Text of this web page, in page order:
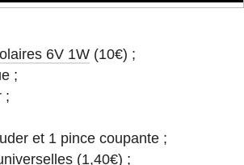
6V 1W (10€) ;
;
;
et 1 pince cou­pante ;
(1,40€) ;